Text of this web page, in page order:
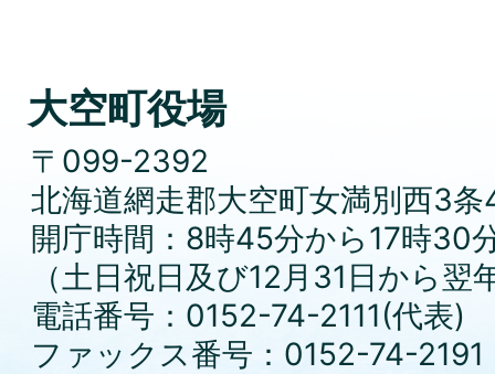
大空町役場
〒099-2392
北海道網走郡大空町女満別西3条
開庁時間：8時45分から17時30
（土日祝日及び12月31日から
電話番号：0152-74-2111(代表)
ファックス番号：0152-74-2191